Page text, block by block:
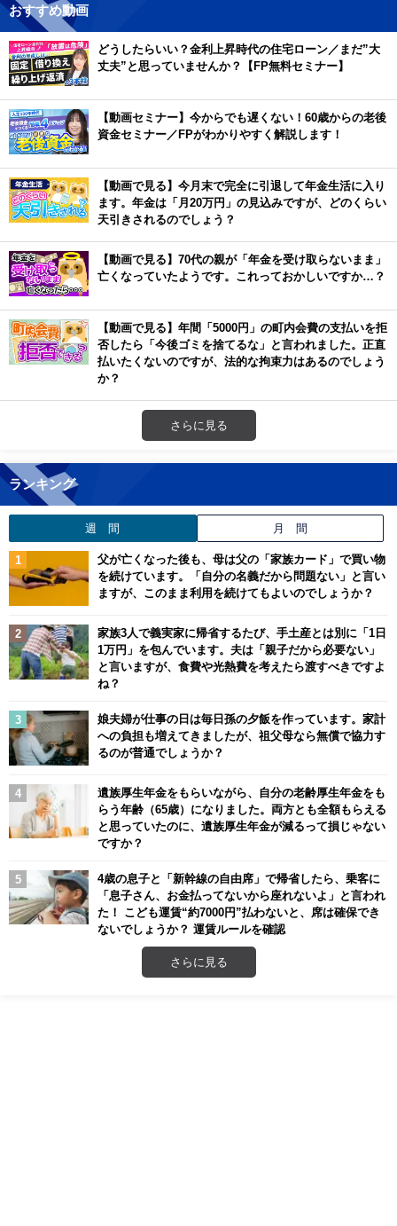
おすすめ動画
どうしたらいい？金利上昇時代の住宅ローン／まだ”大
丈夫”と思っていませんか？【FP無料セミナー】
【動画セミナー】今からでも遅くない！60歳からの老後
資金セミナー／FPがわかりやすく解説します！
【動画で見る】今月末で完全に引退して年金生活に入り
ます。年金は「月20万円」の見込みですが、どのくらい
天引きされるのでしょう？
【動画で見る】70代の親が「年金を受け取らないまま」
亡くなっていたようです。これっておかしいですか…？
【動画で見る】年間「5000円」の町内会費の支払いを拒
否したら「今後ゴミを捨てるな」と言われました。正直
払いたくないのですが、法的な拘束力はあるのでしょう
か？
さらに見る
ランキング
週 間 月 間
父が亡くなった後も、母は父の「家族カード」で買い物
を続けています。「自分の名義だから問題ない」と言い
ますが、このまま利用を続けてもよいのでしょうか？
家族3人で義実家に帰省するたび、手土産とは別に「1日
1万円」を包んでいます。夫は「親子だから必要ない」
と言いますが、食費や光熱費を考えたら渡すべきですよ
ね？
娘夫婦が仕事の日は毎日孫の夕飯を作っています。家計
への負担も増えてきましたが、祖父母なら無償で協力す
るのが普通でしょうか？
遺族厚生年金をもらいながら、自分の老齢厚生年金をも
らう年齢（65歳）になりました。両方とも全額もらえる
と思っていたのに、遺族厚生年金が減るって損じゃない
ですか？
4歳の息子と「新幹線の自由席」で帰省したら、乗客に
「息子さん、お金払ってないから座れないよ」と言われ
た！ こども運賃“約7000円”払わないと、席は確保でき
ないでしょうか？ 運賃ルールを確認
さらに見る